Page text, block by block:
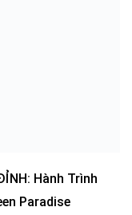
Hành Trình
Paradise